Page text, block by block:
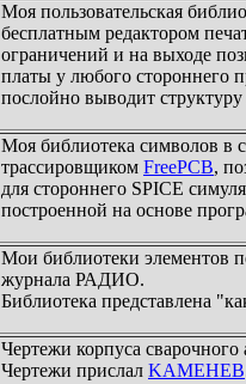
Моя пользовательская
бесплатным редактором
ограничений и на выходе
платы у любого стороннего
послойно выводит
Моя библиотека символов в
трассировщиком FreePCB,
для стороннего SPICE
построенной на основе
Мои библиотеки элементов
журнала РАДИО.
Библиотека представлена
Чертежи корпуса
Чертежи прислал KAMEHEB